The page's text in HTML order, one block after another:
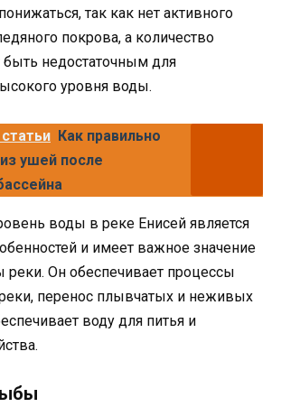
так как нет активного
покрова, а количество
недостаточным для
уровня воды.
Как правильно
ушей после
воды в реке Енисей является
и имеет важное значение
реки. Он обеспечивает процессы
перенос плывчатых и неживых
воду для питья и